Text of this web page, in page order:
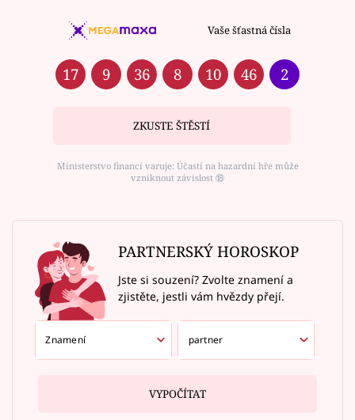
Vaše šťastná čísla
17 9 36 8 10 46 2
ZKUSTE ŠTĚSTÍ
Ministerstvo financí varuje: Účastí na hazardní hře může
vzniknout závislost ⑱
PARTNERSKÝ HOROSKOP
Jste si souzení? Zvolte znamení a
zjistěte, jestli vám hvězdy přejí.
VYPOČÍTAT